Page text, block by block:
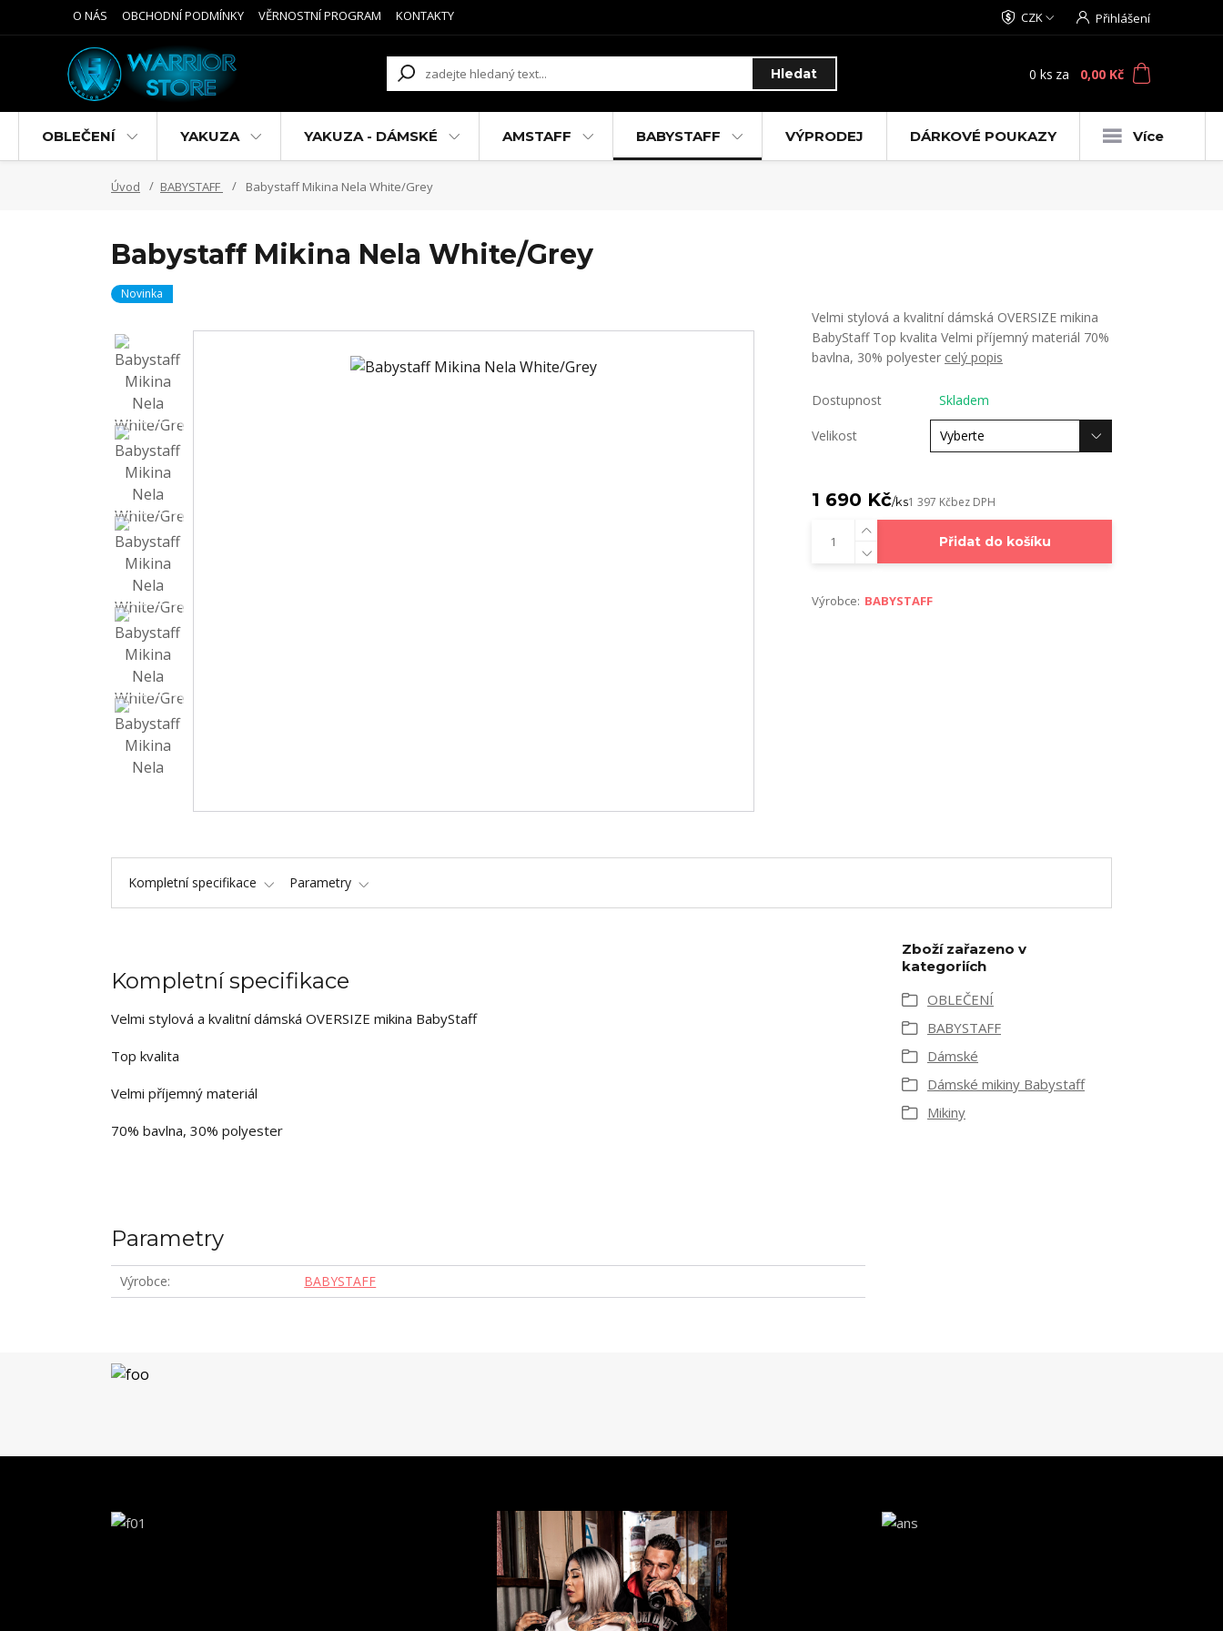
O NÁS OBCHODNÍ PODMÍNKY VĚRNOSTNÍ PROGRAM KONTAKTY CZK Přihlášení
Hledat 0 ks za 0,00 Kč
OBLEČENÍ YAKUZA YAKUZA - DÁMSKÉ AMSTAFF BABYSTAFF VÝPRODEJ DÁRKOVÉ POUKAZY Více
Úvod BABYSTAFF Babystaff Mikina Nela White/Grey
Babystaff Mikina Nela White/Grey
Novinka
Velmi stylová a kvalitní dámská OVERSIZE mikina
BabyStaff Top kvalita Velmi příjemný materiál 70%
bavlna, 30% polyester celý popis
Dostupnost Skladem
Velikost
1 690 Kč/ks1 397 Kčbez DPH
Přidat do košíku
Výrobce: BABYSTAFF
Kompletní specifikace Parametry
Kompletní specifikace
Velmi stylová a kvalitní dámská OVERSIZE mikina BabyStaff
Top kvalita
Velmi příjemný materiál
70% bavlna, 30% polyester
Parametry
Výrobce BABYSTAFF
Zboží zařazeno v
kategoriích
OBLEČENÍ
BABYSTAFF
Dámské
Dámské mikiny Babystaff
Mikiny